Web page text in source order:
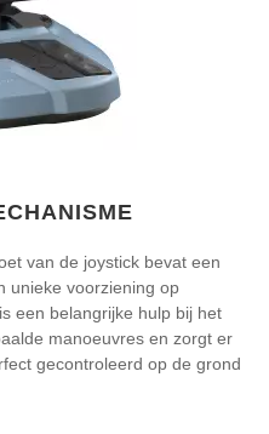
van de joystick bevat een
unieke voorziening op
een belangrijke hulp bij het
manoeuvres en zorgt er
gecontroleerd op de grond